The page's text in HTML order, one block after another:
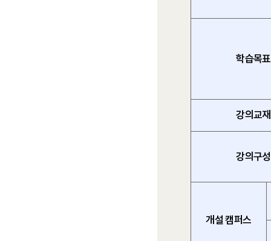
학습목표
강의교재
강의구성
개설 캠퍼스